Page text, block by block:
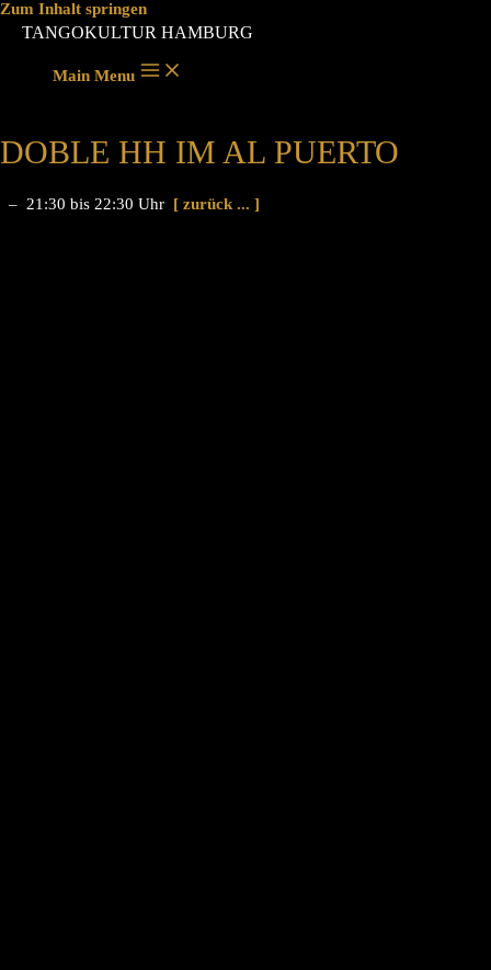
Zum Inhalt springen
TANGOKULTUR HAMBURG
Main Menu
DOBLE HH IM AL PUERTO
– 21:30 bis 22:30 Uhr [ zurück ... ]